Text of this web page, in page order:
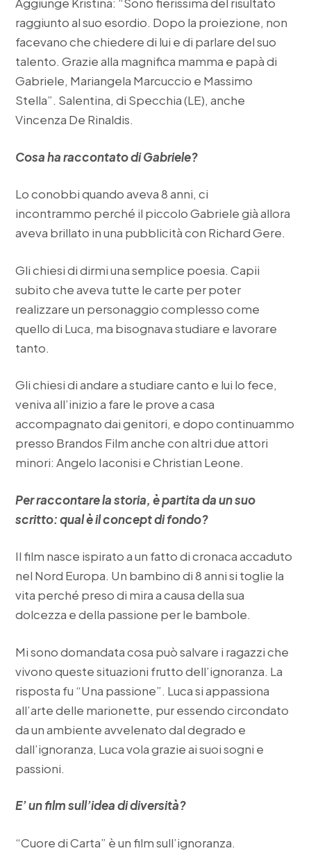
Aggiunge Kristina: “Sono fierissima del risultato
raggiunto al suo esordio. Dopo la proiezione, non
facevano che chiedere di lui e di parlare del suo
talento. Grazie alla magnifica mamma e papà di
Gabriele, Mariangela Marcuccio e Massimo
Stella”. Salentina, di Specchia (LE), anche
Vincenza De Rinaldis.
Cosa ha raccontato di Gabriele?
Lo conobbi quando aveva 8 anni, ci
incontrammo perché il piccolo Gabriele già allora
aveva brillato in una pubblicità con Richard Gere.
Gli chiesi di dirmi una semplice poesia. Capii
subito che aveva tutte le carte per poter
realizzare un personaggio complesso come
quello di Luca, ma bisognava studiare e lavorare
tanto.
Gli chiesi di andare a studiare canto e lui lo fece,
veniva all’inizio a fare le prove a casa
accompagnato dai genitori, e dopo continuammo
presso Brandos Film anche con altri due attori
minori: Angelo Iaconisi e Christian Leone.
Per raccontare la storia, è partita da un suo
scritto: qual è il concept di fondo?
Il film nasce ispirato a un fatto di cronaca accaduto
nel Nord Europa. Un bambino di 8 anni si toglie la
vita perché preso di mira a causa della sua
dolcezza e della passione per le bambole.
Mi sono domandata cosa può salvare i ragazzi che
vivono queste situazioni frutto dell’ignoranza. La
risposta fu “Una passione”. Luca si appassiona
all’arte delle marionette, pur essendo circondato
da un ambiente avvelenato dal degrado e
dall’ignoranza, Luca vola grazie ai suoi sogni e
passioni.
E’ un film sull’idea di diversità?
“Cuore di Carta” è un film sull’ignoranza.